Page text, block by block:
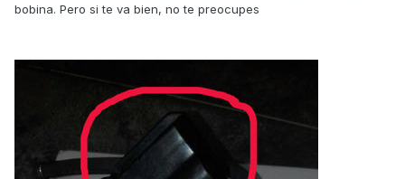
bobina. Pero si te va bien, no te preocupes